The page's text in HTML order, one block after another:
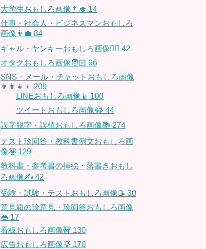
大学生おもしろ画像👨‍🎓 14
仕事・社会人・ビジネスマンおもしろ
画像👨‍💼 84
ギャル・ヤンキーおもしろ画像👱‍♀️ 42
オタクおもしろ画像🧑🏻 96
SNS・メール・チャットおもしろ画像
👨‍👩‍👧‍👦 209
LINEおもしろ画像📱 100
ツイートおもしろ画像😂 44
誤字脱字・誤植おもしろ画像📚 274
テスト珍回答・教科書例文おもしろ画
像🤪 129
教科書・参考書の挿絵・落書きおもし
ろ画像✍️ 42
受験・試験・テストおもしろ画像📝 30
意見箱の珍意見・珍回答おもしろ画像
👄 17
看板おもしろ画像🚧 130
広告おもしろ画像💡 170